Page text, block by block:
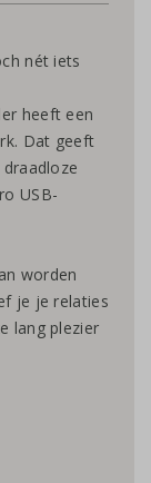
nét iets
heeft een
Dat geeft
USB-
worden
je je relaties
lang plezier